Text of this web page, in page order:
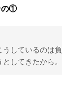
の①
しているのは
してきたから。